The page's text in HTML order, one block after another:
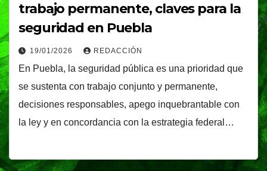
trabajo permanente, claves para la
seguridad en Puebla
19/01/2026 REDACCIÓN
En Puebla, la seguridad pública es una prioridad que
se sustenta con trabajo conjunto y permanente,
decisiones responsables, apego inquebrantable con
la ley y en concordancia con la estrategia federal…